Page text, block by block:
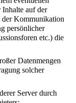
Inhalte auf der
der Kommunikation
persönlicher
etc.) die
Datenmengen
solcher
Server durch